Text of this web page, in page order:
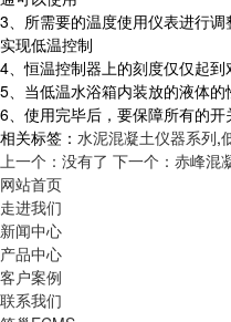
3、所需要的温度使用仪表进行
实现低温控制
4、恒温控制器上的刻度仅仅起
5、当低温水浴箱内装放的液体
6、使用完毕后，要保障所有的
相关标签： 水泥混凝土仪器系列,
上一个：没有了 下一个：赤峰混
网站首页
走进我们
新闻中心
产品中心
客户案例
联系我们